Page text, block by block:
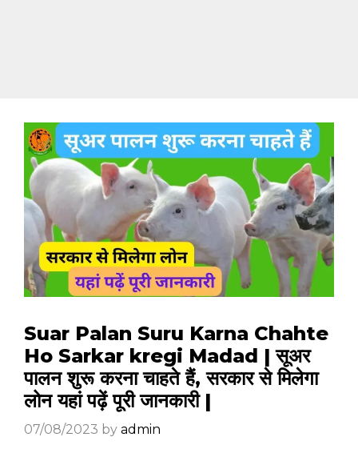
Suar Palan Suru Karna Chahte
Ho Sarkar kregi Madad | सूअर
पालन शुरू करना चाहते हैं, सरकार से मिलेगा
लोन यहां पढ़ें पूरी जानकारी |
07/08/2023 by admin